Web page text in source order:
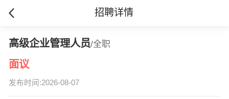
招聘详情
高级企业管理人员/全职
面议
发布时间:2026-08-07